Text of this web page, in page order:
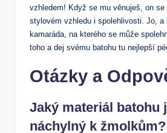
vzhledem! Když ⁢se mu⁢ věnuješ, on
stylovém vzhledu⁤ i⁤ spolehlivosti. Jo, a
kamaráda, na kterého se může
toho a dej svému batohu tu ⁢nejlepší
Otázky a
Jaký materiál batohu
náchylný k žmolkům?